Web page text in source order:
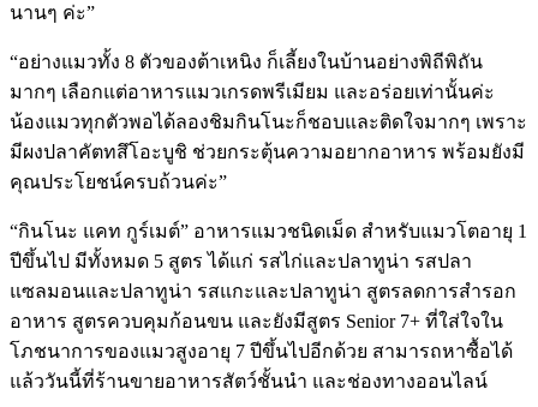
นานๆ ค่ะ”
“อย่างแมวทั้ง 8 ตัวของต้าเหนิง ก็เลี้ยงในบ้านอย่างพิถีพิถัน
มากๆ เลือกแต่อาหารแมวเกรดพรีเมียม และอร่อยเท่านั้นค่ะ
น้องแมวทุกตัวพอได้ลองชิมกินโนะก็ชอบและติดใจมากๆ เพราะ
มีผงปลาคัตทสึโอะบูชิ ช่วยกระตุ้นความอยากอาหาร พร้อมยังมี
คุณประโยชน์ครบถ้วนค่ะ”
“กินโนะ แคท กูร์เมต์” อาหารแมวชนิดเม็ด สำหรับแมวโตอายุ 1
ปีขึ้นไป มีทั้งหมด 5 สูตร ได้แก่ รสไก่และปลาทูน่า รสปลา
แซลมอนและปลาทูน่า รสแกะและปลาทูน่า สูตรลดการสำรอก
อาหาร สูตรควบคุมก้อนขน และยังมีสูตร Senior 7+ ที่ใส่ใจใน
โภชนาการของแมวสูงอายุ 7 ปีขึ้นไปอีกด้วย สามารถหาซื้อได้
แล้ววันนี้ที่ร้านขายอาหารสัตว์ชั้นนำ และช่องทางออนไลน์